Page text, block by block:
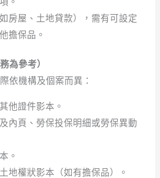
房屋、土地貸款），需有可設定
擔保品。
為參考）
依機構及個案而異：
他證件影本。
內頁、勞保投保明細或勞保異動
。
地權狀影本（如有擔保品）。